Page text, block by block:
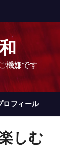
機嫌です
ロフィール
しむ